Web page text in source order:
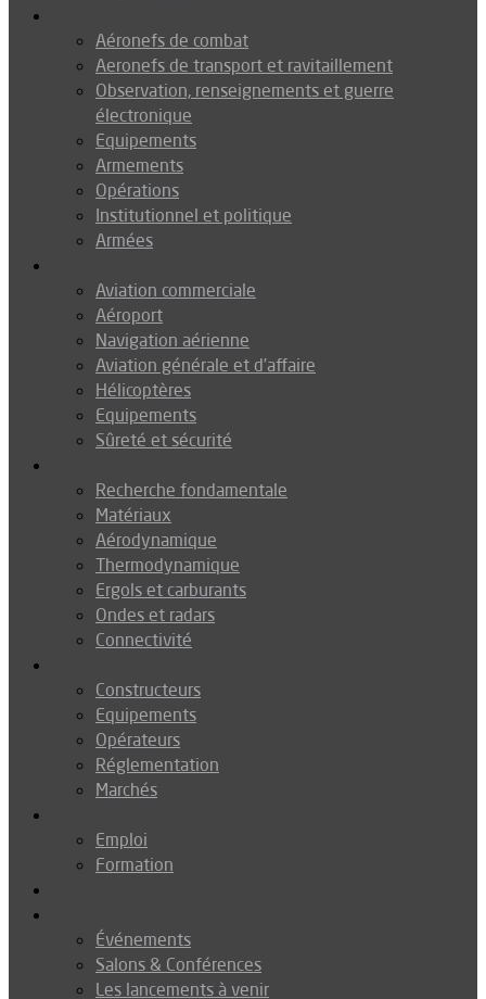
Aéronefs de combat
Aeronefs de transport et ravitaillement
Observation, renseignements et guerre
électronique
Equipements
Armements
Opérations
Institutionnel et politique
Armées
Aviation commerciale
Aéroport
Navigation aérienne
Aviation générale et d’affaire
Hélicoptères
Equipements
Sûreté et sécurité
Recherche fondamentale
Matériaux
Aérodynamique
Thermodynamique
Ergols et carburants
Ondes et radars
Connectivité
Constructeurs
Equipements
Opérateurs
Réglementation
Marchés
Emploi
Formation
Événements
Salons & Conférences
Les lancements à venir